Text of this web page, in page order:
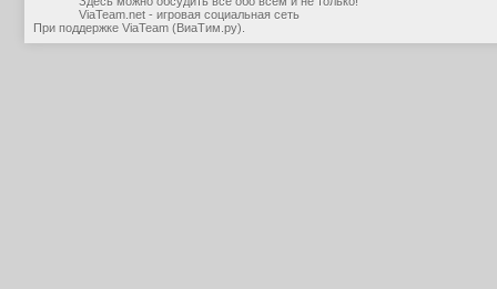
ViaTeam.net - игровая социальная сеть
При поддержке ViaTeam (ВиаТим.ру)